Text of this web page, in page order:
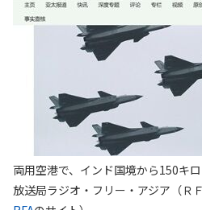
両用空港で、インド国境から150キ
放送局ラジオ・フリー・アジア（Ｒ